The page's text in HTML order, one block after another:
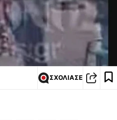
ΣΧΟΛΙΑΣΕ